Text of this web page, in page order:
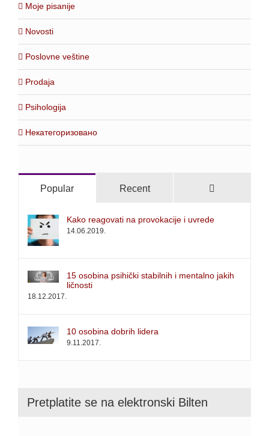
Moje pisanije
Novosti
Poslovne veštine
Prodaja
Psihologija
Некатегоризовано
Popular Recent
Kako reagovati na provokacije i uvrede
14.06.2019.
15 osobina psihički stabilnih i mentalno jakih
ličnosti
18.12.2017.
10 osobina dobrih lidera
9.11.2017.
Pretplatite se na elektronski Bilten